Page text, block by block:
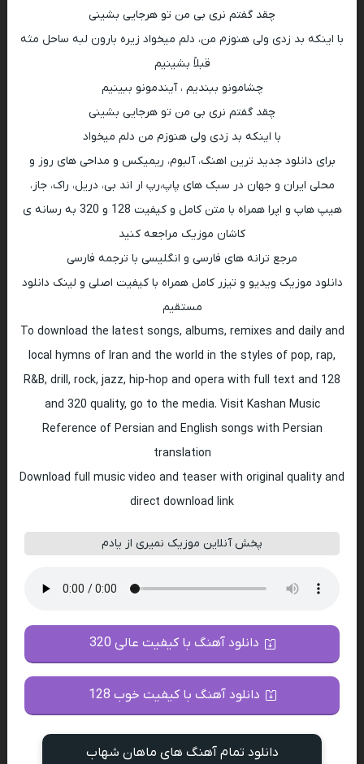
‎با اینکه بد زدی ولی هنوزم من، دلم میخواد زیره بارون لبه ساحل مثه
قبلاً بشینیم
چشامونو ببندیم ، آیندمونو ببینیم
با اینکه بد زدی ولی هنوزم من دلم میخواد
برای دانلود جدید ترین اهنگ، آلبوم، ریمیکس و مداحی های روز و
محلی ایران و جهان در سبک های پاپ،رپ ار اند بی، دریل، راک، جاز،
هیپ هاپ و اپرا همراه با متن کامل و کیفیت 128 و 320 به رسانه ی
کاشان موزیک مراجعه کنید
مرجع ترانه های فارسی و انگلیسی با ترجمه فارسی
دانلود موزیک ویدیو و تیزر کامل همراه با کیفیت اصلی و لینک دانلود
مستقیم
To download the latest songs, albums, remixes and daily and
local hymns of Iran and the world in the styles of pop, rap,
R&B, drill, rock, jazz, hip-hop and opera with full text and 128
and 320 quality, go to the media. Visit Kashan Music
Reference of Persian and English songs with Persian
translation
Download full music video and teaser with original quality and
direct download link
پخش آنلاین موزیک نمیری از یادم
دانلود آهنگ با کیفیت عالی 320
دانلود آهنگ با کیفیت خوب 128
دانلود تمام آهنگ های ماهان شهاب